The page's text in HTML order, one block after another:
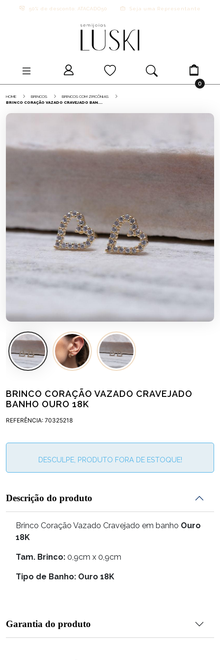
50% de desconto: ATACADO50 Seja uma Representante
0
HOME BRINCOS
BRINCOS COM ZIRCÔNIAS
BRINCO CORAÇÃO VAZADO CRAVEJADO BAN...
BRINCO CORAÇÃO VAZADO CRAVEJADO
BANHO OURO 18K
REFERÊNCIA: 70325218
DESCULPE, PRODUTO FORA DE ESTOQUE!
Descrição do produto
Brinco Coração Vazado Cravejado em banho Ouro
18K
Tam. Brinco: 0,9cm x 0,9cm
Tipo de Banho: Ouro 18K
Garantia do produto